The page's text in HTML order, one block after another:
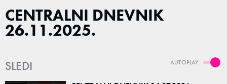
CENTRALNI DNEVNIK
26.11.2025.
AUTOPLAY
SLEDI